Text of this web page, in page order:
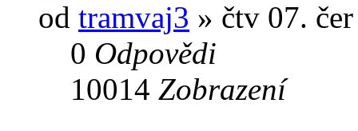
od tramvaj3 » čtv 07.
0 Odpovědi
10014 Zobrazení